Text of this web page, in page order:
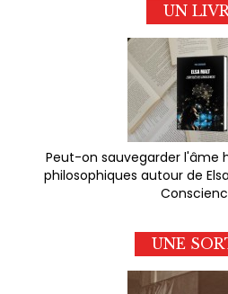
UN
Peut-on sauvegarder l'âme
philosophiques autour de
UNE